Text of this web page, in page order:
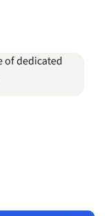
of dedicated